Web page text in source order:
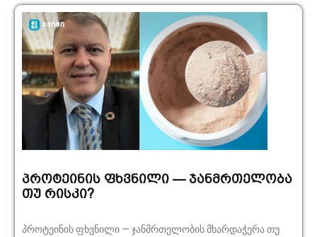
პროტეინის ფხვნილი — ჯანმრთელობა
თუ რისკი?
პროტეინის ფხვნილი — ჯანმრთელობის მხარდაჭერა თუ